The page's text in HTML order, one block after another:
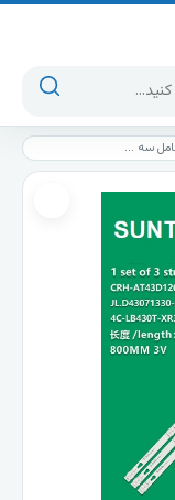
بک لایت مرغوب ایکس ویژن 43xt725 شامل سه شاخه 7 ال ای دی